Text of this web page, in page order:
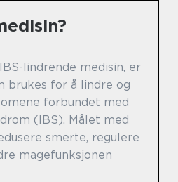
lindrende medisin, er
brukes for å lindre og
forbundet med
(IBS). Målet med
smerte, regulere
magefunksjonen